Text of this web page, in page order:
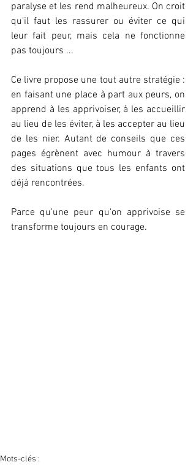
paralyse et les rend malheureux. On croit
qu'il faut les rassurer ou éviter ce qui
leur fait peur, mais cela ne fonctionne
pas toujours ...
Ce livre propose une tout autre stratégie :
en faisant une place à part aux peurs, on
apprend à les apprivoiser, à les accueillir
au lieu de les éviter, à les accepter au lieu
de les nier. Autant de conseils que ces
pages égrènent avec humour à travers
des situations que tous les enfants ont
déjà rencontrées.
Parce qu'une peur qu'on apprivoise se
transforme toujours en courage.
Mots-clés :